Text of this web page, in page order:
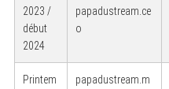
2023 /
début
2024
papadustream.ce
o
Printem
papadustream.m